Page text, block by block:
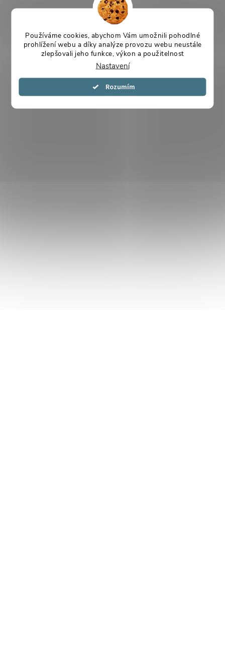
Používáme cookies, abychom Vám umožnili pohodlné
prohlížení webu a díky analýze provozu webu neustále
zlepšovali jeho funkce, výkon a použitelnost
Nastavení
Souhlasím